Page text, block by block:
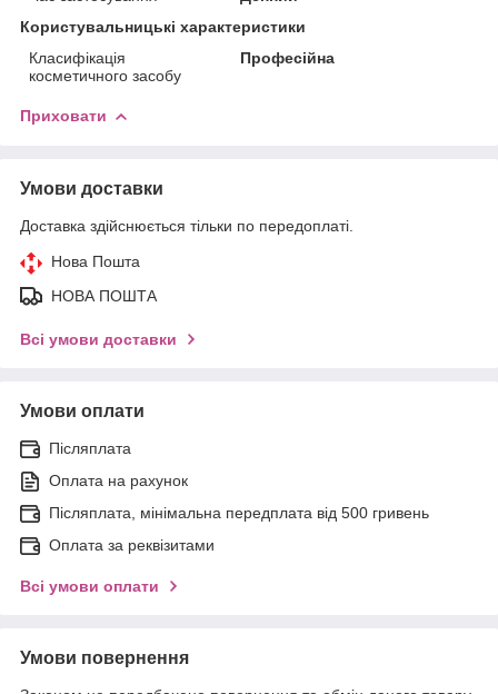
Користувальницькі характеристики
Класифікація
косметичного засобу
Професійна
Приховати
Умови доставки
Доставка здійснюється тільки по передоплаті.
Нова Пошта
НОВА ПОШТА
Всі умови доставки
Умови оплати
Післяплата
Оплата на рахунок
Післяплата, мінімальна передплата від 500 гривень
Оплата за реквізитами
Всі умови оплати
Умови повернення